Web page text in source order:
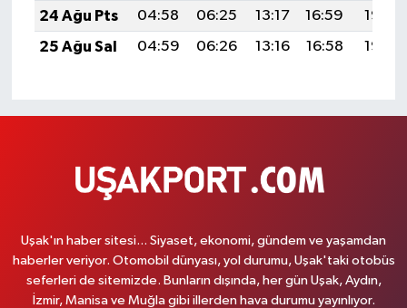
24 Ağu Pts
04:58 06:25 13:17 16:59
19:58
25 Ağu Sal
04:59 06:26 13:16 16:58 19:57
Uşak'ın haber sitesi... Siyaset, ekonomi, gündem ve yaşamdan
haberler veriyor. Otomobil dünyası, yol durumu, Uşak'taki otobüs
seferleri de sitemizde. Bunların dışında, her gün Uşak, Aydın,
İzmir, Manisa ve Muğla gibi illerden hava durumu yayınlıyor.